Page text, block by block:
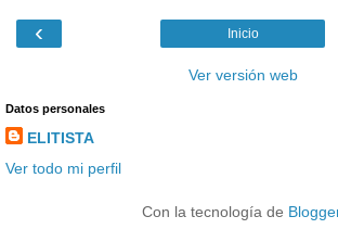
‹ Inicio
Ver versión web
Datos personales
ELITISTA
Ver todo mi perfil
Con la tecnología de